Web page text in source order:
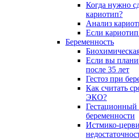
Когда нужно
кариотип?
Анализ
Если
Беременность
Если вы
после 35 лет
Гестоз при
Как считать
ЭКО?
Гестационный
беременности
Истмико-